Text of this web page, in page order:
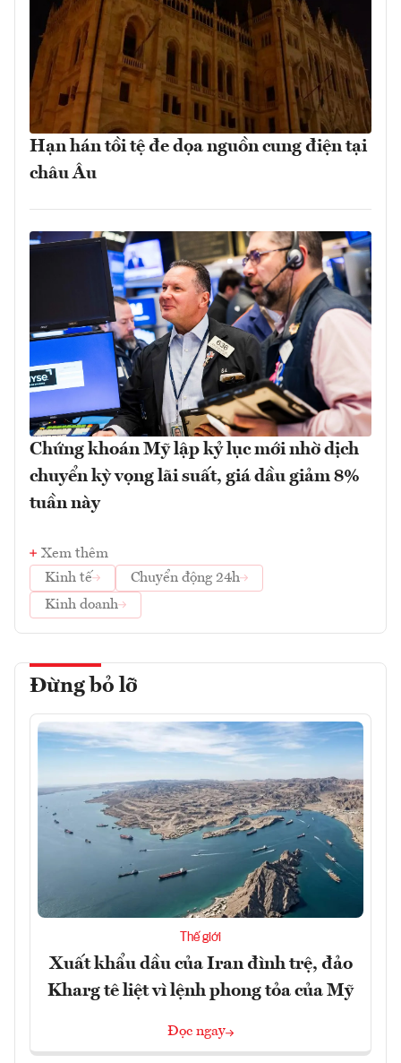
Hạn hán tồi tệ đe dọa nguồn cung điện tại
châu Âu
Chứng khoán Mỹ lập kỷ lục mới nhờ dịch
chuyển kỳ vọng lãi suất, giá dầu giảm 8%
tuần này
Xem thêm
Kinh tế
Chuyển động 24h
Kinh doanh
Đừng bỏ lỡ
Thế giới
Xuất khẩu dầu của Iran đình trệ, đảo
Kharg tê liệt vì lệnh phong tỏa của Mỹ
Đọc ngay